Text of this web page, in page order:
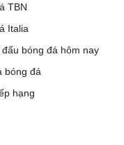
TBN
Italia
đấu bóng đá hôm nay
bóng đá
hạng